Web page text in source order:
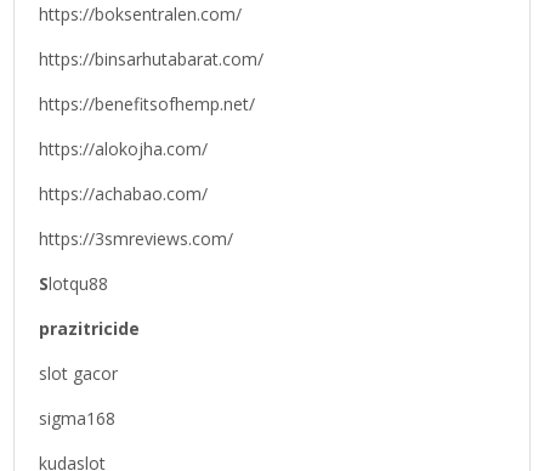
https://boksentralen.com/
https://binsarhutabarat.com/
https://benefitsofhemp.net/
https://alokojha.com/
https://achabao.com/
https://3smreviews.com/
Slotqu88
prazitricide
slot gacor
sigma168
kudaslot